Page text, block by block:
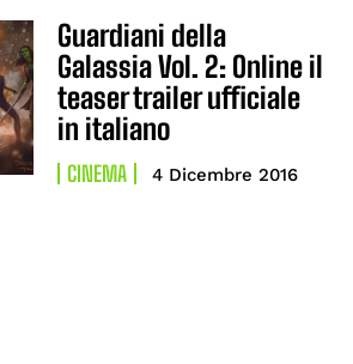
Guardiani della
Galassia Vol. 2: Online il
teaser trailer ufficiale
in italiano
CINEMA 4 Dicembre 2016